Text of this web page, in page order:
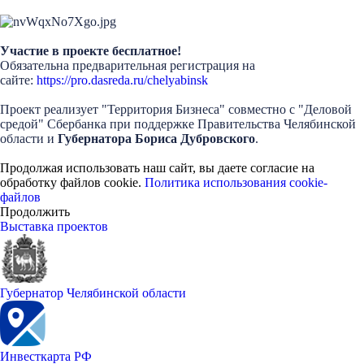
Участие в проекте бесплатное!
Обязательна предварительная регистрация на
сайте: https://pro.dasreda.ru/chelyabinsk
Проект реализует "Территория Бизнеса" совместно с "Деловой
средой" Сбербанка при поддержке Правительства Челябинской
области и Губернатора Бориса Дубровского.
Продолжая использовать наш сайт, вы даете согласие на
обработку файлов cookie. Политика использования cookie-
файлов
Продолжить
Выставка проектов
Губернатор Челябинской области
Инвесткарта РФ